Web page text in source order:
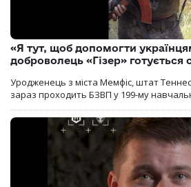
«Я тут, щоб допомогти
доброволець «Гізер» готується
Уродженець з міста Мемфіс, штат
зараз проходить БЗВП у 199-му